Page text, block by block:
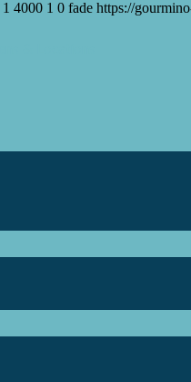
1 4000 1 0 fade https://